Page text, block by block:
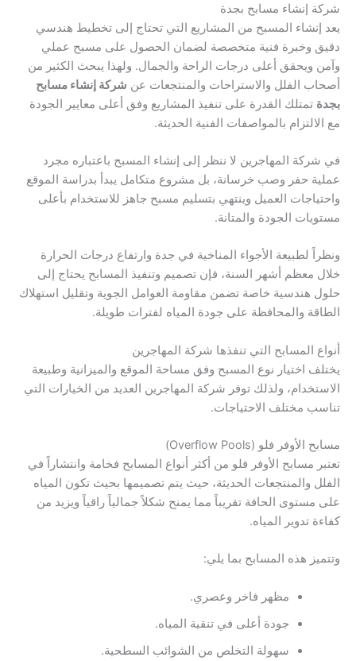
شركة إنشاء مسابح بجدة
يعد إنشاء المسبح من المشاريع التي تحتاج إلى تخطيط هندسي
دقيق وخبرة فنية متخصصة لضمان الحصول على مسبح عملي
وآمن ويحقق أعلى درجات الراحة والجمال. ولهذا يبحث الكثير من
أصحاب الفلل والاستراحات والمنتجعات عن شركة إنشاء مسابح
بجدة تمتلك القدرة على تنفيذ المشاريع وفق أعلى معايير الجودة
مع الالتزام بالمواصفات الفنية الحديثة.
في شركة المهاجرين لا ننظر إلى إنشاء المسبح باعتباره مجرد
عملية حفر وصب خرسانة، بل مشروع متكامل يبدأ بدراسة الموقع
واحتياجات العميل وينتهي بتسليم مسبح جاهز للاستخدام بأعلى
مستويات الجودة والمتانة.
ونظراً لطبيعة الأجواء المناخية في جدة وارتفاع درجات الحرارة
خلال معظم أشهر السنة، فإن تصميم وتنفيذ المسابح يحتاج إلى
حلول هندسية خاصة تضمن مقاومة العوامل الجوية وتقليل استهلاك
الطاقة والمحافظة على جودة المياه لفترات طويلة.
أنواع المسابح التي تنفذها شركة المهاجرين
يختلف اختيار نوع المسبح وفق مساحة الموقع والميزانية وطبيعة
الاستخدام، ولذلك توفر شركة المهاجرين العديد من الخيارات التي
تناسب مختلف الاحتياجات.
مسابح الأوفر فلو (Overflow Pools)
تعتبر مسابح الأوفر فلو من أكثر أنواع المسابح فخامة وانتشاراً في
الفلل والمنتجعات الحديثة، حيث يتم تصميمها بحيث تكون المياه
على مستوى الحافة تقريباً مما يمنح شكلاً جمالياً راقياً ويزيد من
كفاءة تدوير المياه.
وتتميز هذه المسابح بما يلي:
مظهر فاخر وعصري.
جودة أعلى في تنقية المياه.
سهولة التخلص من الشوائب السطحية.